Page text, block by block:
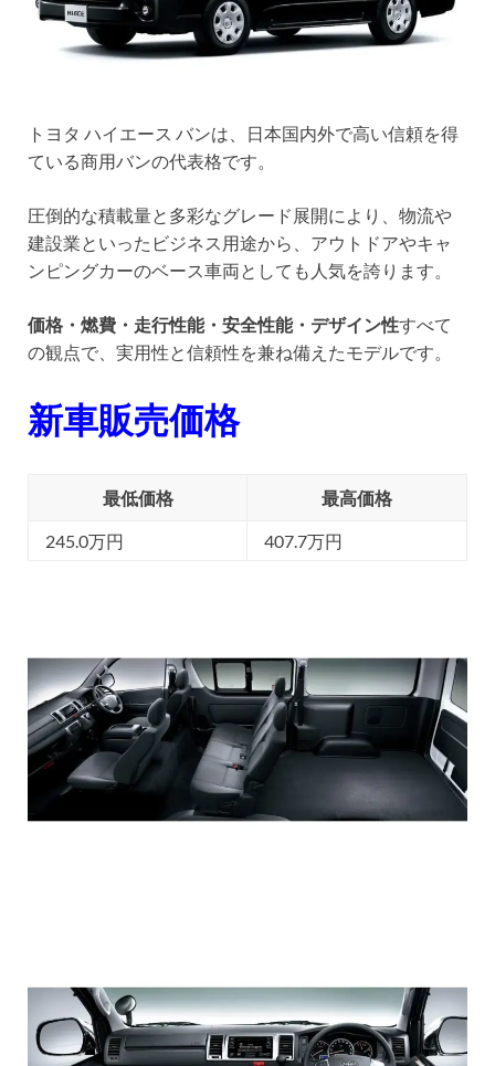
トヨタ ハイエース バンは、日本国内外で高い信頼を得
ている商用バンの代表格です。
圧倒的な積載量と多彩なグレード展開により、物流や
建設業といったビジネス用途から、アウトドアやキャ
ンピングカーのベース車両としても人気を誇ります。
価格・燃費・走行性能・安全性能・デザイン性すべて
の観点で、実用性と信頼性を兼ね備えたモデルです。
新車販売価格
最低価格 最高価格
245.0万円 407.7万円